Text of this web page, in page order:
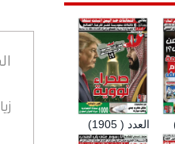
العدد ( 1905)